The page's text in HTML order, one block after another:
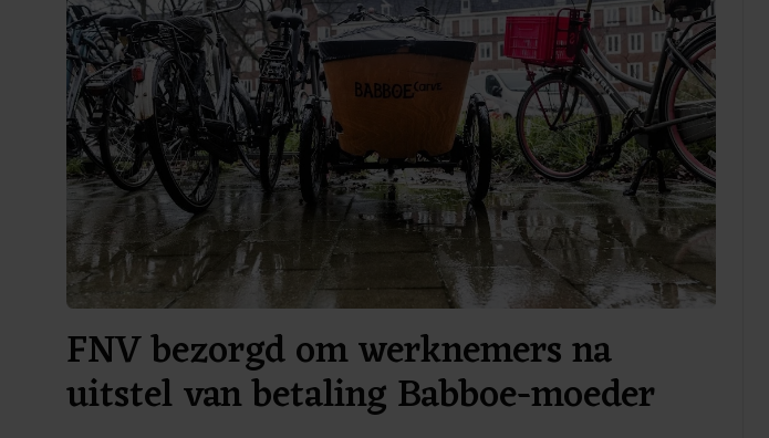
FNV bezorgd om werknemers na
uitstel van betaling Babboe-moeder